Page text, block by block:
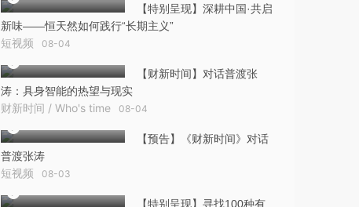
【特别呈现】深耕中国·共启
新味——恒天然如何践行“长期主义”
短视频 08-04
【财新时间】对话普渡张
涛：具身智能的热望与现实
财新时间 / Who's time 08-04
【预告】《财新时间》对话
普渡张涛
短视频 08-03
【特别呈现】寻找100种有